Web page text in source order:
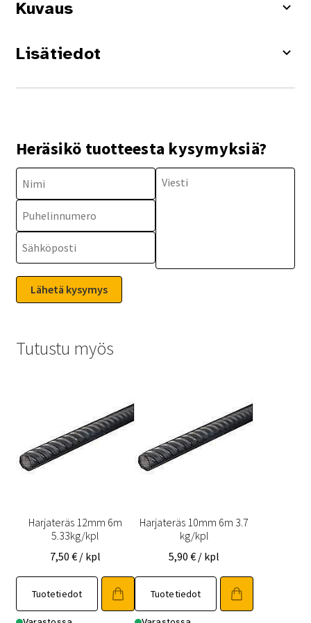
Kuvaus
Lisätiedot
Heräsikö tuotteesta kysymyksiä?
Tutustu myös
Harjateräs 12mm 6m
5.33kg/kpl
7,50 € / kpl
Tuotetiedot
Harjateräs 10mm 6m 3.7
kg/kpl
5,90€ / kpl
Tuotetiedot